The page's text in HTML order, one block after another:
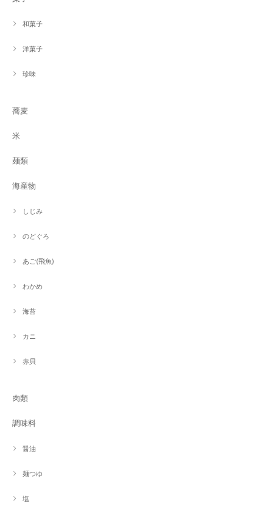
和菓子
洋菓子
珍味
蕎麦
米
麺類
海産物
しじみ
のどぐろ
あご(飛魚)
わかめ
海苔
カニ
赤貝
肉類
調味料
醤油
麺つゆ
塩